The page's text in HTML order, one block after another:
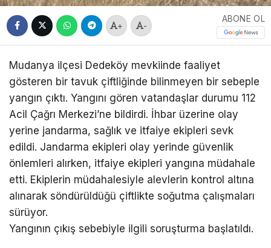
+ -
ABONE OL
Mudanya ilçesi Dedeköy mevkiinde faaliyet
gösteren bir tavuk çiftliğinde bilinmeyen bir sebeple
yangın çıktı. Yangını gören vatandaşlar durumu 112
Acil Çağrı Merkezi’ne bildirdi. İhbar üzerine olay
yerine jandarma, sağlık ve itfaiye ekipleri sevk
edildi. Jandarma ekipleri olay yerinde güvenlik
önlemleri alırken, itfaiye ekipleri yangına müdahale
etti. Ekiplerin müdahalesiyle alevlerin kontrol altına
alınarak söndürüldüğü çiftlikte soğutma çalışmaları
sürüyor.
Yangının çıkış sebebiyle ilgili soruşturma başlatıldı.